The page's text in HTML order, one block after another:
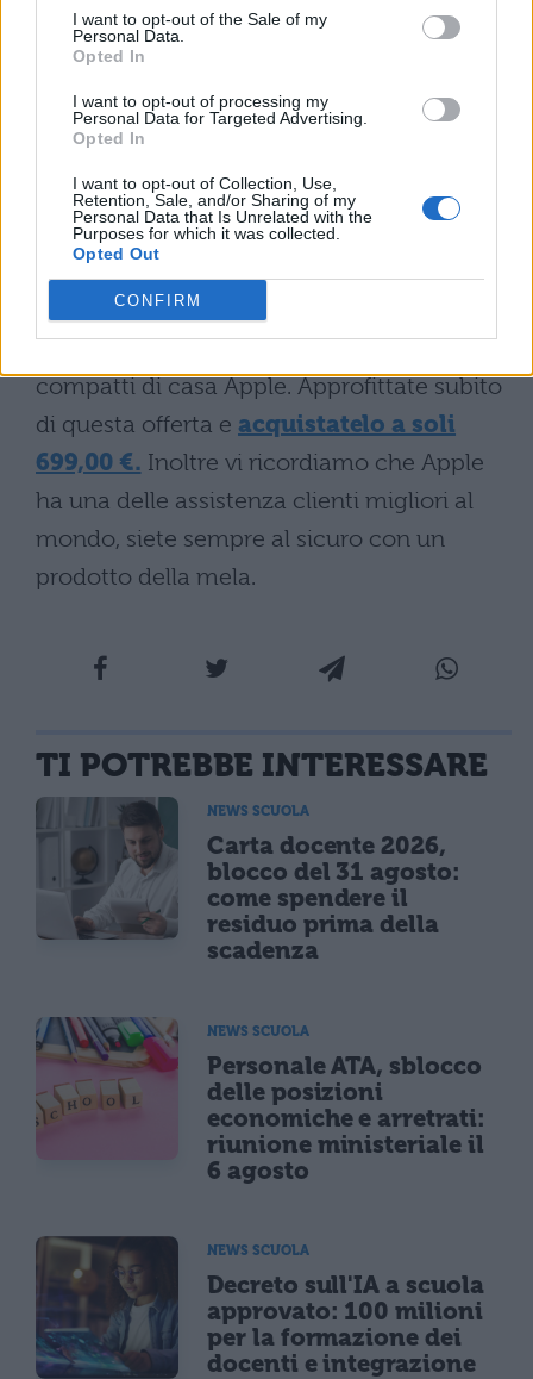
I want to opt-out of the Sale of my
Personal Data.
Opted In
I want to opt-out of processing my
Personal Data for Targeted Advertising.
Opted In
I want to opt-out of Collection, Use,
Retention, Sale, and/or Sharing of my
Personal Data that Is Unrelated with the
Purposes for which it was collected.
Opted Out
CONFIRM
[affiliate_generic type=”button”
url=”https://www.amazon.it/Novit%C3%A0
-Apple-iPhone-mini-
256GB/dp/B08L5S8JC7/” text=”Compralo su
Amazon”]
iPhone 12 Mini
(almeno per il momento) di dispositivi
compatti di casa Apple. Approfittate subito
di questa offerta e acquistatelo a soli
699,00 €. Inoltre vi ricordiamo che Apple
ha una delle assistenza clienti migliori al
mondo, siete sempre al sicuro con un
prodotto della mela.
TI POTREBBE INTERESSARE
NEWS SCUOLA
Carta docente 2026,
blocco del 31 agosto:
come spendere il
residuo prima della
scadenza
NEWS SCUOLA
Personale ATA, sblocco
delle posizioni
economiche e arretrati:
riunione ministeriale il
6 agosto
NEWS SCUOLA
Decreto sull'IA a scuola
approvato: 100 milioni
per la formazione dei
docenti e integrazione